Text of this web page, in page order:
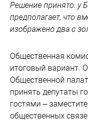
Решение принято: у
предполагает, что
изображено два с
Общественная
итоговый вариант.
Общественной
принять депутаты
гостями –
общественных